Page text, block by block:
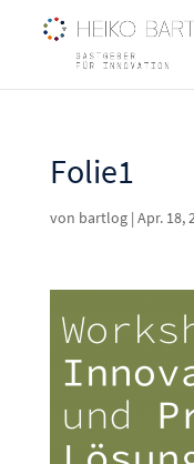
Folie1
von bartlog| Apr. 18,